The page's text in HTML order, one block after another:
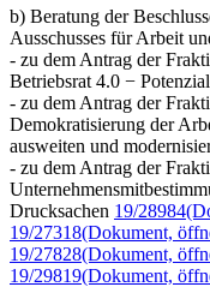
b) Beratung der
Ausschusses für Arbeit
- zu dem Antrag der
Betriebsrat 4.0 −
- zu dem Antrag der
Demokratisierung der
ausweiten und
- zu dem Antrag der
Drucksachen 19/28984
19/27318(Dokument,
19/27828(Dokument,
19/29819(Dokument,